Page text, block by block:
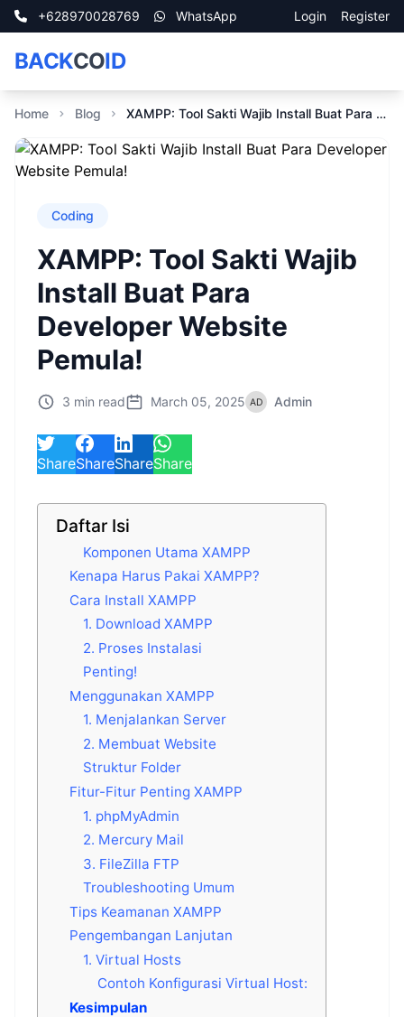
+628970028769 WhatsApp Login Register
BACKCOID
Home Blog XAMPP: Tool Sakti Wajib Install Buat Para Developer Website Pemula!
Coding
XAMPP: Tool Sakti Wajib
Install Buat Para
Developer Website
Pemula!
3 min read March 05, 2025 Admin
ShareShareShareShare
Daftar Isi
Komponen Utama XAMPP
Kenapa Harus Pakai XAMPP?
Cara Install XAMPP
1. Download XAMPP
2. Proses Instalasi
Penting!
Menggunakan XAMPP
1. Menjalankan Server
2. Membuat Website
Struktur Folder
Fitur-Fitur Penting XAMPP
1. phpMyAdmin
2. Mercury Mail
3. FileZilla FTP
Troubleshooting Umum
Tips Keamanan XAMPP
Pengembangan Lanjutan
1. Virtual Hosts
Contoh Konfigurasi Virtual Host:
Kesimpulan